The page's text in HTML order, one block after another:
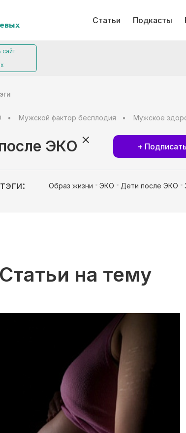
Статьи Подкасты
сайт
Мужской фактор бесплодия Мужское
ЭКО +
Образ жизни ЭКО Дети после ЭКО
Статьи на тему